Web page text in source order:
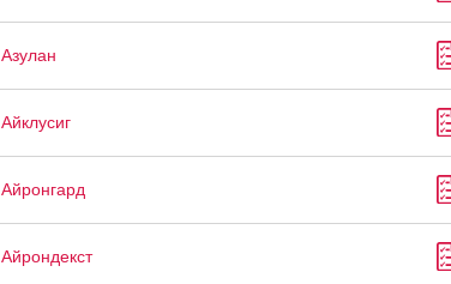
Азулан
Айклусиг
Айронгард
Айрондекст